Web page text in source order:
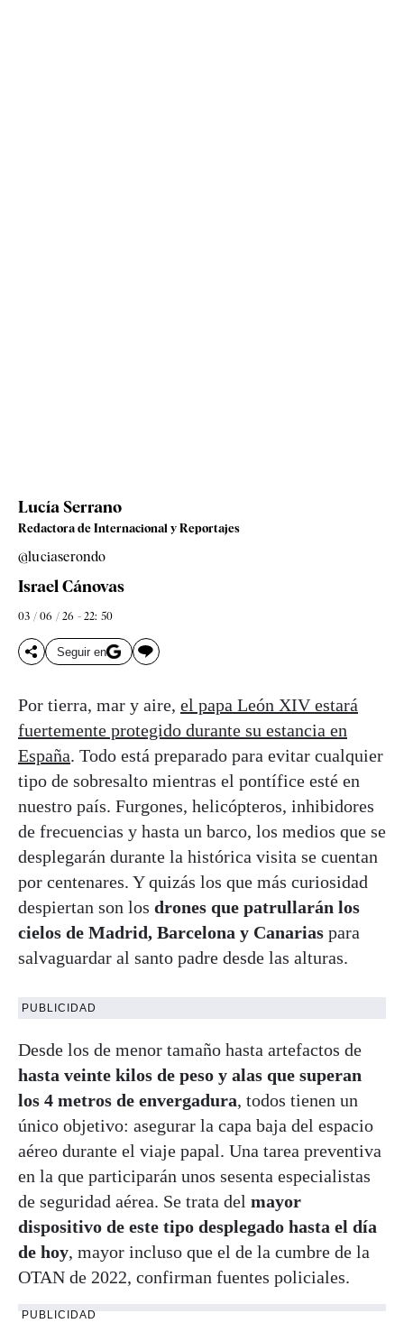
Lucía Serrano
Redactora de Internacional y Reportajes
@luciaserondo
Israel Cánovas
03 / 06 / 26 - 22: 50
Seguir en
Por tierra, mar y aire, el papa León XIV estará
fuertemente protegido durante su estancia en
España. Todo está preparado para evitar cualquier
tipo de sobresalto mientras el pontífice esté en
nuestro país. Furgones, helicópteros, inhibidores
de frecuencias y hasta un barco, los medios que se
desplegarán durante la histórica visita se cuentan
por centenares. Y quizás los que más curiosidad
despiertan son los drones que patrullarán los
cielos de Madrid, Barcelona y Canarias para
salvaguardar al santo padre desde las alturas.
PUBLICIDAD
Desde los de menor tamaño hasta artefactos de
hasta veinte kilos de peso y alas que superan
los 4 metros de envergadura, todos tienen un
único objetivo: asegurar la capa baja del espacio
aéreo durante el viaje papal. Una tarea preventiva
en la que participarán unos sesenta especialistas
de seguridad aérea. Se trata del mayor
dispositivo de este tipo desplegado hasta el día
de hoy, mayor incluso que el de la cumbre de la
OTAN de 2022, confirman fuentes policiales.
PUBLICIDAD